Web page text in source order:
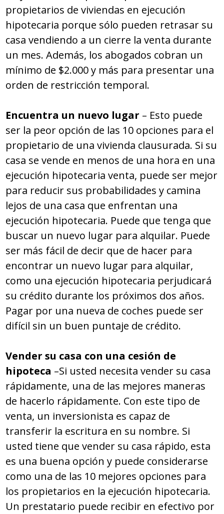
propietarios de viviendas en ejecución
hipotecaria porque sólo pueden retrasar su
casa vendiendo a un cierre la venta durante
un mes. Además, los abogados cobran un
mínimo de $2.000 y más para presentar una
orden de restricción temporal.
Encuentra un nuevo lugar – Esto puede
ser la peor opción de las 10 opciones para el
propietario de una vivienda clausurada. Si su
casa se vende en menos de una hora en una
ejecución hipotecaria venta, puede ser mejor
para reducir sus probabilidades y camina
lejos de una casa que enfrentan una
ejecución hipotecaria. Puede que tenga que
buscar un nuevo lugar para alquilar. Puede
ser más fácil de decir que de hacer para
encontrar un nuevo lugar para alquilar,
como una ejecución hipotecaria perjudicará
su crédito durante los próximos dos años.
Pagar por una nueva de coches puede ser
difícil sin un buen puntaje de crédito.
Vender su casa con una cesión de
hipoteca –Si usted necesita vender su casa
rápidamente, una de las mejores maneras
de hacerlo rápidamente. Con este tipo de
venta, un inversionista es capaz de
transferir la escritura en su nombre. Si
usted tiene que vender su casa rápido, esta
es una buena opción y puede considerarse
como una de las 10 mejores opciones para
los propietarios en la ejecución hipotecaria.
Un prestatario puede recibir en efectivo por